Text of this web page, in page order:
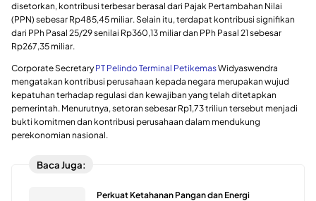
disetorkan, kontribusi terbesar berasal dari Pajak Pertambahan Nilai
(PPN) sebesar Rp485,45 miliar. Selain itu, terdapat kontribusi signifikan
dari PPh Pasal 25/29 senilai Rp360,13 miliar dan PPh Pasal 21 sebesar
Rp267,35 miliar.
Corporate Secretary PT Pelindo Terminal PetikemasWidyaswendra
mengatakan kontribusi perusahaan kepada negara merupakan wujud
kepatuhan terhadap regulasi dan kewajiban yang telah ditetapkan
pemerintah. Menurutnya, setoran sebesar Rp1,73 triliun tersebut menjadi
bukti komitmen dan kontribusi perusahaan dalam mendukung
perekonomian nasional.
Baca Juga:
Perkuat Ketahanan Pangan dan Energi